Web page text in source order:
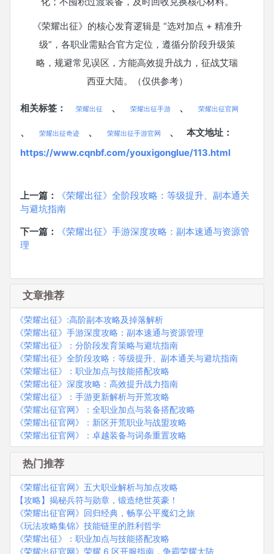
《荣耀出征》的核心发育逻辑是 “选对加点 + 精准升
级”，各职业需贴合官方定位，遵循分阶段升级策
略，规避常见误区，方能高效提升战力，征战艾瑞
西亚大陆。（仅供参考）
相关标签： 荣耀出征 、 荣耀出征手游 、 荣耀出征官网
、 荣耀出征奇迹 、 荣耀出征手游官网 、
本文地址：
https://www.cqnbf.com/youxigonglue/113.html
上一篇：
《荣耀出征》全阶段攻略：等级提升、副本通关
与避坑指南
下一篇：
《荣耀出征》手游深度攻略：副本速通与资源管
理
文章推荐
《荣耀出征》:高阶副本攻略及掉落解析
《荣耀出征》手游深度攻略：副本速通与资源管理
《荣耀出征》：分阶段发育策略与避坑指南
《荣耀出征》全阶段攻略：等级提升、副本通关与避坑指南
《荣耀出征》：职业加点与技能搭配攻略
《荣耀出征》深度攻略：高效提升战力指南
《荣耀出征》：手游更新解析与开荒攻略
《荣耀出征官网》：全职业加点与装备搭配攻略
《荣耀出征官网》：新区开荒职业与战盟攻略
《荣耀出征官网》：卓越装备与词条重置攻略
热门推荐
《荣耀出征官网》五大职业解析与加点攻略
【攻略】揭秘兵符与勋章，锻造绝世英豪！
《荣耀出征官网》回归经典，畅享公平魔幻之旅
《玩法攻略集锦》技能链里的胜利哲学
《荣耀出征》：职业加点与技能搭配攻略
《荣耀出征官网》荣耀 6 区开服指南，争霸荣耀大陆